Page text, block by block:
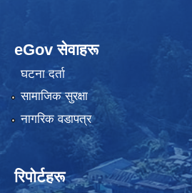
eGov सेवाहरू
घटना दर्ता
सामाजिक सुरक्षा
नागरिक वडापत्र
रिपोर्टहरू